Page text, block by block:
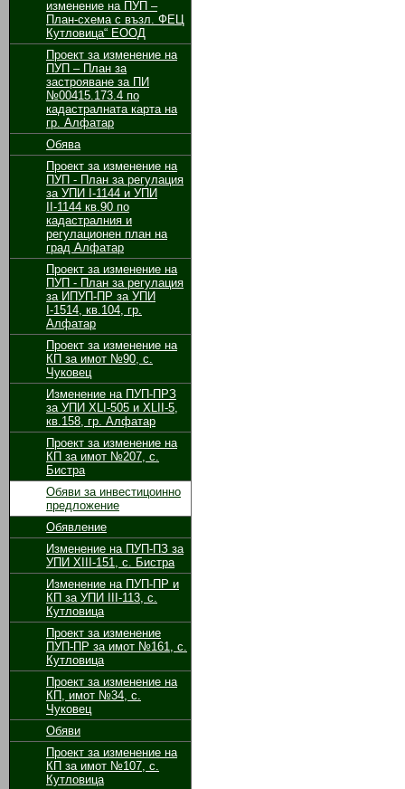
изменение на ПУП –
План-схема с възл. ФЕЦ
Кутловица“ ЕООД
Проект за изменение на
ПУП – План за
застрояване за ПИ
№00415.173.4 по
кадастралната карта на
гр. Алфатар
Обява
Проект за изменение на
ПУП - План за регулация
за УПИ І-1144 и УПИ
ІІ-1144 кв.90 по
кадастралния и
регулационен план на
град Алфатар
Проект за изменение на
ПУП - План за регулация
за ИПУП-ПР за УПИ
І-1514, кв.104, гр.
Алфатар
Проект за изменение на
КП за имот №90, с.
Чуковец
Изменение на ПУП-ПРЗ
за УПИ XLI-505 и XLII-5,
кв.158, гр. Алфатар
Проект за изменение на
КП за имот №207, с.
Бистра
Обяви за инвестицоинно
предложение
Обявление
Изменение на ПУП-ПЗ за
УПИ ХІІІ-151, с. Бистра
Изменение на ПУП-ПР и
КП за УПИ ІІІ-113, с.
Кутловица
Проект за изменение
ПУП-ПР за имот №161, с.
Кутловица
Проект за изменение на
КП, имот №34, с.
Чуковец
Обяви
Проект за изменение на
КП за имот №107, с.
Кутловица